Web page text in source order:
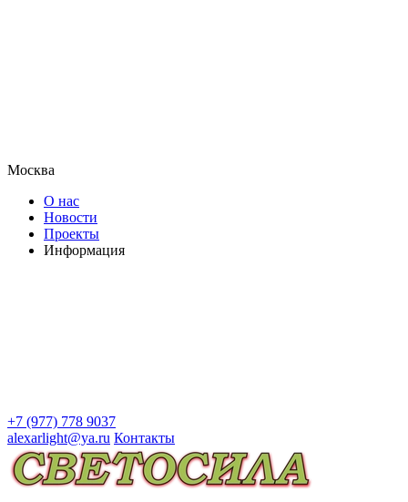
Москва
О нас
Новости
Проекты
Информация
+7 (977) 778 9037
alexarlight@ya.ru Контакты